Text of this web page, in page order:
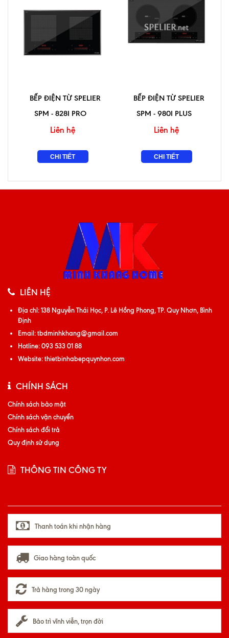
BẾP ĐIỆN TỪ SPELIER
SPM - 828I PRO
Liên hệ
CHI TIẾT
BẾP ĐIỆN TỪ SPELIER
SPM - 980I PLUS
Liên hệ
CHI TIẾT
LIÊN HỆ
Địa chỉ:138 Nguyễn Thái Học, P. Lê Hồng Phong, TP. Quy Nhơn, Bình
Định
Email:tbdminhkhang@gmail.com
Hotline:093 533 01 88
Website:thietbinhabepquynhon.com
CHÍNH SÁCH
Chính sách bảo mật
Chính sách vận chuyển
Chính sách đổi trả
Quy định sử dụng
THÔNG TIN CÔNG TY
Thanh toán khi nhận hàng
Giao hàng toàn quốc
Trả hàng trong 30 ngày
Bảo trì vĩnh viễn, trọn đời